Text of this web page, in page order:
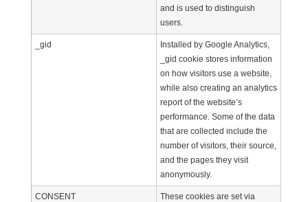
and is used to distinguish
users.
_gid
Installed by Google Analytics,
_gid cookie stores information
on how visitors use a website,
while also creating an analytics
report of the website’s
performance. Some of the data
that are collected include the
number of visitors, their source,
and the pages they visit
anonymously.
CONSENT
These cookies are set via